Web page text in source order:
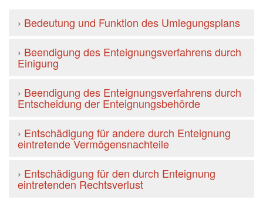
› Bedeutung und Funktion des Umlegungsplans
› Beendigung des Enteignungsverfahrens durch
Einigung
› Beendigung des Enteignungsverfahrens durch
Entscheidung der Enteignungsbehörde
› Entschädigung für andere durch Enteignung
eintretende Vermögensnachteile
› Entschädigung für den durch Enteignung
eintretenden Rechtsverlust